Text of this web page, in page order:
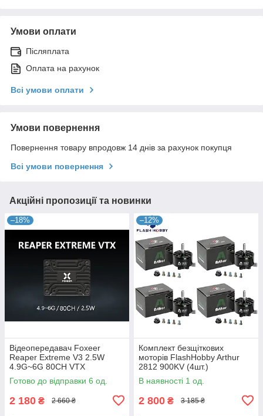
Умови оплати
Післяплата
Оплата на рахунок
Всі умови оплати
Умови повернення
Повернення товару впродовж 14 днів за рахунок покупця
Всі умови повернення
Акційні пропозиції та новинки
–18%
Відеопередавач Foxeer
Reaper Extreme V3 2.5W
4.9G~6G 80CH VTX
Готово до відправки 6 од.
2 180 ₴ 2 660 ₴
–12%
Комплект безщіткових
моторів FlashHobby Arthur
2812 900KV (4шт.)
В наявності 1 од.
2 800 ₴ 3 185 ₴